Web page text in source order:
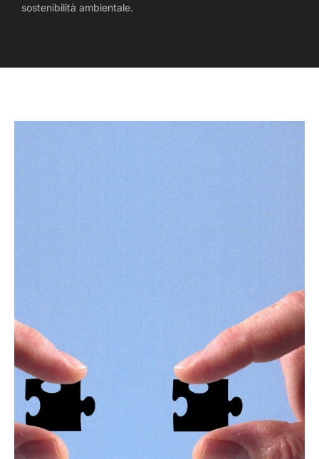
sostenibilità ambientale.